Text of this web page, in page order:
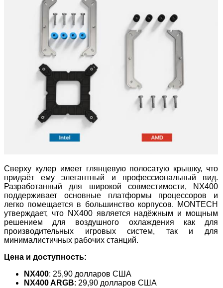
Сверху кулер имеет глянцевую полосатую крышку, что
придаёт ему элегантный и профессиональный вид.
Разработанный для широкой совместимости, NX400
поддерживает основные платформы процессоров и
легко помещается в большинство корпусов. MONTECH
утверждает, что NX400 является надёжным и мощным
решением для воздушного охлаждения как для
производительных игровых систем, так и для
минималистичных рабочих станций.
Цена и доступность:
NX400: 25,90 долларов США
NX400 ARGB: 29,90 долларов США